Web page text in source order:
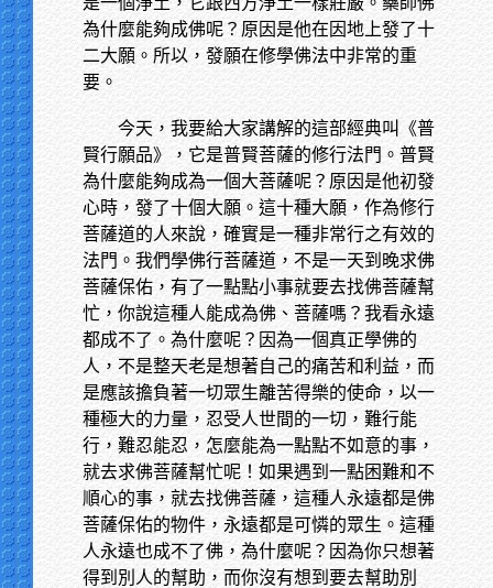
為什麼能夠成佛呢？原因是他在因地上發了十
二大願。所以，發願在修學佛法中非常的重
要。
今天，我要給大家講解的這部經典叫《普
賢行願品》，它是普賢菩薩的修行法門。普賢
為什麼能夠成為一個大菩薩呢？原因是他初發
心時，發了十個大願。這十種大願，作為修行
菩薩道的人來說，確實是一種非常行之有效的
法門。我們學佛行菩薩道，不是一天到晚求佛
菩薩保佑，有了一點點小事就要去找佛菩薩幫
忙，你說這種人能成為佛、菩薩嗎？我看永遠
都成不了。為什麼呢？因為一個真正學佛的
人，不是整天老是想著自己的痛苦和利益，而
是應該擔負著一切眾生離苦得樂的使命，以一
種極大的力量，忍受人世間的一切，難行能
行，難忍能忍，怎麼能為一點點不如意的事，
就去求佛菩薩幫忙呢！如果遇到一點困難和不
順心的事，就去找佛菩薩，這種人永遠都是佛
菩薩保佑的物件，永遠都是可憐的眾生。這種
人永遠也成不了佛，為什麼呢？因為你只想著
得到別人的幫助，而你沒有想到要去幫助別